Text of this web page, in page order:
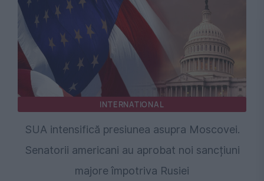
INTERNATIONAL
SUA intensifică presiunea asupra Moscovei.
Senatorii americani au aprobat noi sancțiuni
majore împotriva Rusiei